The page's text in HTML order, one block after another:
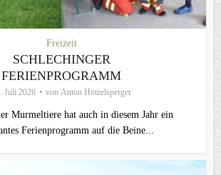
Freizeit
SCHLECHINGER
FERIENPROGRAMM
Juli 2026 von Anton Hötzelsperger
Murmeltiere hat auch in diesem Jahr ein
Ferienprogramm auf die Beine...